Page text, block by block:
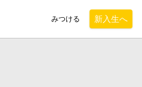
みつける 新入生へ